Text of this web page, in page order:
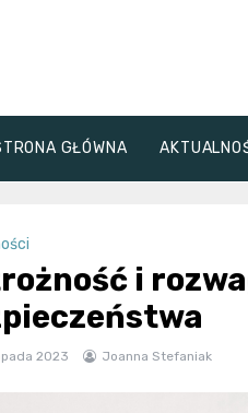
GŁÓWNA
i
2023 Joanna Stefaniak